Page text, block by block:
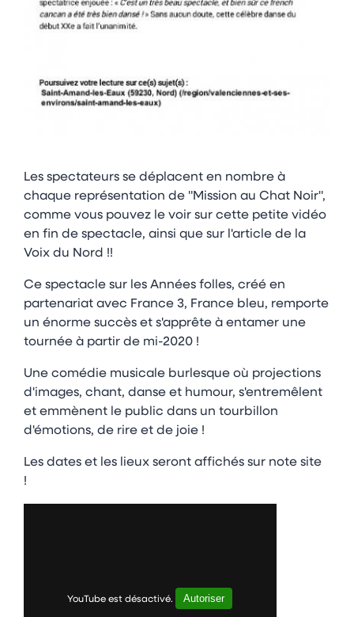
Les spectateurs se déplacent en nombre à
chaque représentation de "Mission au Chat Noir",
comme vous pouvez le voir sur cette petite vidéo
en fin de spectacle, ainsi que sur l'article de la
Voix du Nord !!
Ce spectacle sur les Années folles, créé en
partenariat avec France 3, France bleu, remporte
un énorme succès et s'apprête à entamer une
tournée à partir de mi-2020 !
Une comédie musicale burlesque où projections
d'images, chant, danse et humour, s'entremêlent
et emmènent le public dans un tourbillon
d'émotions, de rire et de joie !
Les dates et les lieux seront affichés sur note site
!
YouTube est désactivé. Autoriser